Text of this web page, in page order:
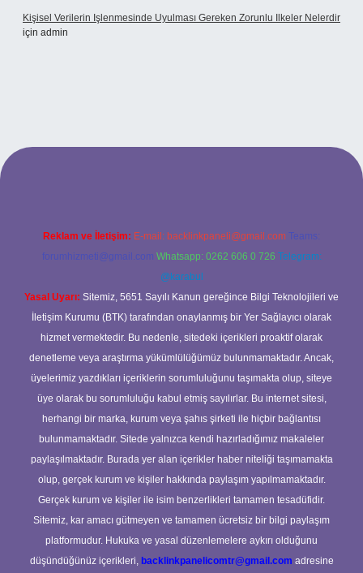
Kişisel Verilerin Işlenmesinde Uyulması Gereken Zorunlu Ilkeler Nelerdir
için admin
Reklam ve İletişim: E-mail: backlinkpaneli@gmail.com Teams:
forumhizmeti@gmail.com Whatsapp: 0262 606 0 726 Telegram:
@karabul
Yasal Uyarı: Sitemiz, 5651 Sayılı Kanun gereğince Bilgi Teknolojileri ve
İletişim Kurumu (BTK) tarafından onaylanmış bir Yer Sağlayıcı olarak
hizmet vermektedir. Bu nedenle, sitedeki içerikleri proaktif olarak
denetleme veya araştırma yükümlülüğümüz bulunmamaktadır. Ancak,
üyelerimiz yazdıkları içeriklerin sorumluluğunu taşımakta olup, siteye
üye olarak bu sorumluluğu kabul etmiş sayılırlar. Bu internet sitesi,
herhangi bir marka, kurum veya şahıs şirketi ile hiçbir bağlantısı
bulunmamaktadır. Sitede yalnızca kendi hazırladığımız makaleler
paylaşılmaktadır. Burada yer alan içerikler haber niteliği taşımamakta
olup, gerçek kurum ve kişiler hakkında paylaşım yapılmamaktadır.
Gerçek kurum ve kişiler ile isim benzerlikleri tamamen tesadüfidir.
Sitemiz, kar amacı gütmeyen ve tamamen ücretsiz bir bilgi paylaşım
platformudur. Hukuka ve yasal düzenlemelere aykırı olduğunu
düşündüğünüz içerikleri, backlinkpanelicomtr@gmail.com adresine